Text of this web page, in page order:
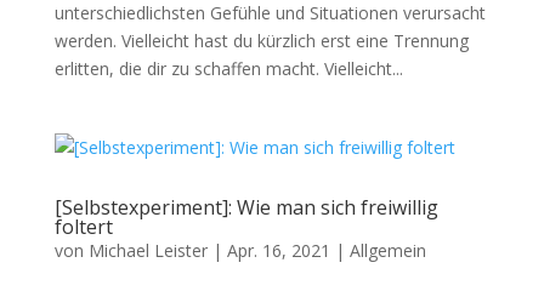
unterschiedlichsten Gefühle und Situationen verursacht
werden. Vielleicht hast du kürzlich erst eine Trennung
erlitten, die dir zu schaffen macht. Vielleicht...
[Selbstexperiment]: Wie man sich freiwillig
foltert
von Michael Leister| Apr. 16, 2021 | Allgemein